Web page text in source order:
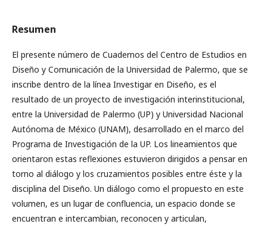
Resumen
El presente número de Cuadernos del Centro de Estudios en
Diseño y Comunicación de la Universidad de Palermo, que se
inscribe dentro de la línea Investigar en Diseño, es el
resultado de un proyecto de investigación interinstitucional,
entre la Universidad de Palermo (UP) y Universidad Nacional
Autónoma de México (UNAM), desarrollado en el marco del
Programa de Investigación de la UP. Los lineamientos que
orientaron estas reflexiones estuvieron dirigidos a pensar en
torno al diálogo y los cruzamientos posibles entre éste y la
disciplina del Diseño. Un diálogo como el propuesto en este
volumen, es un lugar de confluencia, un espacio donde se
encuentran e intercambian, reconocen y articulan,